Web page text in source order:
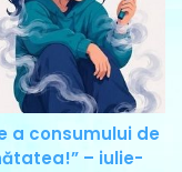
a consumului de
– iulie-